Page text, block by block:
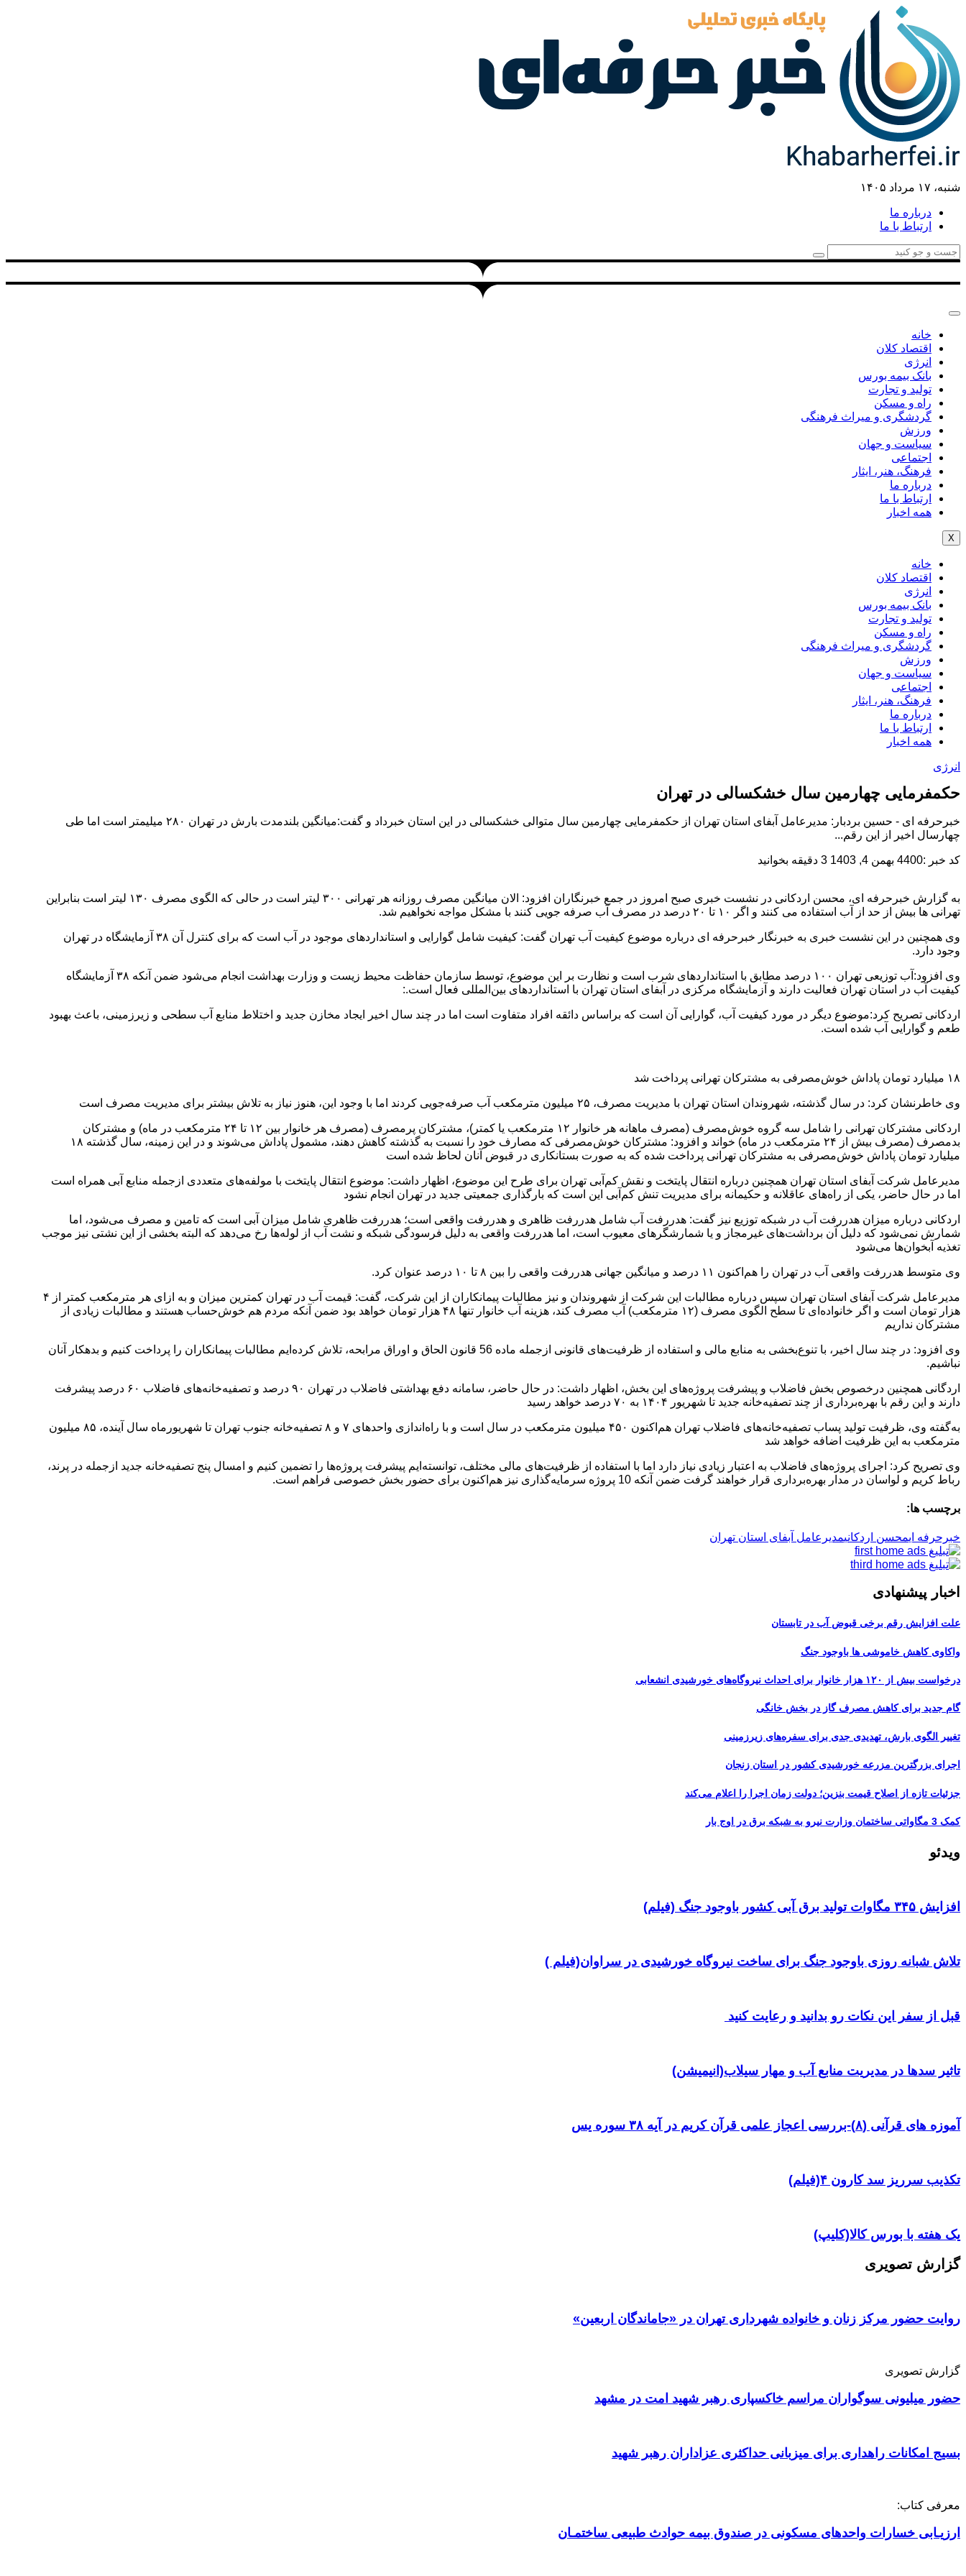
شنبه، ۱۷ مرداد ۱۴۰۵
درباره ما
ارتباط با ما
خانه
اقتصاد کلان
انرژی
بانک بیمه بورس
تولید و تجارت
راه و مسکن
گردشگری و میراث فرهنگی
ورزش
سیاست و جهان
اجتماعی
فرهنگ، هنر، ایثار
درباره ما
ارتباط با ما
همه اخبار
X
خانه
اقتصاد کلان
انرژی
بانک بیمه بورس
تولید و تجارت
راه و مسکن
گردشگری و میراث فرهنگی
ورزش
سیاست و جهان
اجتماعی
فرهنگ، هنر، ایثار
درباره ما
ارتباط با ما
همه اخبار
انرژی
حکمفرمایی چهارمین سال خشکسالی در تهران
خبرحرفه ای - حسین بردبار: مدیرعامل آبفای استان تهران از حکمفرمایی چهارمین سال متوالی خشکسالی در این استان خبرداد و گفت:میانگین بلندمدت بارش در تهران ۲۸۰ میلیمتر است اما طی
چهارسال اخیر از این رقم...
کد خبر :4400 بهمن 4, 1403 3 دقیقه بخوانید
به گزارش خبرحرفه ای، محسن اردکانی در نشست خبری صبح امروز در جمع خبرنگاران افزود: الان میانگین مصرف روزانه هر تهرانی ۳۰۰ لیتر است در حالی که الگوی مصرف ۱۳۰ لیتر است بنابراین
تهرانی ها بیش از حد از آب استفاده می کنند و اگر ۱۰ تا ۲۰ درصد در مصرف آب صرفه جویی کنند با مشکل مواجه نخواهیم شد.
وی همچنین در این نشست خبری به خبرنگار خبرحرفه ای درباره موضوع کیفیت آب تهران گفت: کیفیت شامل گوارایی و استانداردهای موجود در آب است که برای کنترل آن ۳۸ آزمایشگاه در تهران
وجود دارد.
وی افزود:آب توزیعی تهران ۱۰۰ درصد مطابق با استانداردهای شرب است و نظارت بر این موضوع، توسط سازمان حفاظت محیط زیست و وزارت بهداشت انجام می‌شود ضمن آنکه ۳۸ آزمایشگاه
کیفیت آب در استان تهران فعالیت دارند و آزمایشگاه مرکزی در آبفای استان تهران با استانداردهای بین‌المللی فعال است.:
اردکانی تصریح کرد:موضوع دیگر در مورد کیفیت آب، گوارایی آن است که براساس دائقه افراد متفاوت است اما در چند سال اخیر ایجاد مخازن جدید و اختلاط منابع آب سطحی و زیرزمینی، باعث بهبود
طعم و گوارایی آب شده است.
۱۸ میلیارد تومان پاداش خوش‌مصرفی به مشترکان تهرانی پرداخت شد
وی خاطرنشان کرد: در سال گذشته، شهروندان استان تهران با مدیریت مصرف، ۲۵ میلیون مترمکعب آب صرفه‌جویی کردند اما با وجود این، هنوز نیاز به تلاش بیشتر برای مدیریت مصرف است
اردکانی مشترکان تهرانی را شامل سه گروه خوش‌مصرف (مصرف ماهانه هر خانوار ۱۲ مترمکعب یا کمتر)، مشترکان پرمصرف (مصرف هر خانوار بین ۱۲ تا ۲۴ مترمکعب در ماه) و مشترکان
بدمصرف (مصرف بیش از ۲۴ مترمکعب در ماه) خواند و افزود: مشترکان خوش‌مصرفی که مصارف خود را نسبت به گذشته کاهش دهند، مشمول پاداش می‌شوند و در این زمینه، سال گذشته ۱۸
میلیارد تومان پاداش خوش‌مصرفی به مشترکان تهرانی پرداخت شده که به صورت بستانکاری در قبوض آنان لحاظ شده است
مدیرعامل شرکت آبفای استان تهران همچنین درباره انتقال پایتخت و نقش کم‌آبی تهران برای طرح این موضوع، اظهار داشت: موضوع انتقال پایتخت با مولفه‌های متعددی ازجمله منابع آبی همراه است
اما در حال حاضر، یکی از راه‌های عاقلانه و حکیمانه برای مدیریت تنش کم‌آبی این است که بارگذاری جمعیتی جدید در تهران انجام نشود
اردکانی درباره میزان هدررفت آب در شبکه توزیع نیز گفت: هدررفت آب شامل هدررفت ظاهری و هدررفت واقعی است؛ هدررفت ظاهری شامل میزان آبی است که تامین و مصرف می‌شود، اما
شمارش نمی‌شود که دلیل آن برداشت‌های غیرمجاز و یا شمارشگرهای معیوب است، اما هدررفت واقعی به دلیل فرسودگی شبکه و نشت آب از لوله‌ها رخ می‌دهد که البته بخشی از این نشتی نیز موجب
تغذیه آبخوان‌ها می‌شود
وی متوسط هدررفت واقعی آب در تهران را هم‌اکنون ۱۱ درصد و میانگین جهانی هدررفت واقعی را بین ۸ تا ۱۰ درصد عنوان کرد.
مدیرعامل شرکت آبفای استان تهران سپس درباره مطالبات این شرکت از شهروندان و نیز مطالبات پیمانکاران از این شرکت، گفت: قیمت آب در تهران کمترین میزان و به ازای هر مترمکعب کمتر از ۴
هزار تومان است و اگر خانواده‌ای تا سطح الگوی مصرف (۱۲ مترمکعب) آب مصرف کند، هزینه آب خانوار تنها ۴۸ هزار تومان خواهد بود ضمن آنکه مردم هم خوش‌حساب هستند و مطالبات زیادی از
مشترکان نداریم
وی افزود: در چند سال اخیر، با تنوع‌بخشی به منابع مالی و استفاده از ظرفیت‌های قانونی ازجمله ماده 56 قانون الحاق و اوراق مرابحه، تلاش کرده‌ایم مطالبات پیمانکاران را پرداخت کنیم و بدهکار آنان
نباشیم.
اردگانی همچنین درخصوص بخش فاضلاب و پیشرفت پروژه‌های این بخش، اظهار داشت: در حال حاضر، سامانه دفع بهداشتی فاضلاب در تهران ۹۰ درصد و تصفیه‌خانه‌های فاضلاب ۶۰ درصد پیشرفت
دارند و این رقم با بهره‌برداری از چند تصفیه‌خانه جدید تا شهریور ۱۴۰۴ به ۷۰ درصد خواهد رسید
به‌گفته وی، ظرفیت تولید پساب تصفیه‌خانه‌های فاضلاب تهران هم‌اکنون ۴۵۰ میلیون مترمکعب در سال است و با راه‌اندازی واحدهای ۷ و ۸ تصفیه‌خانه جنوب تهران تا شهریورماه سال آینده، ۸۵ میلیون
مترمکعب به این ظرفیت اضافه خواهد شد
وی تصریح کرد: اجرای پروژه‌های فاضلاب به اعتبار زیادی نیاز دارد اما با استفاده از ظرفیت‌های مالی مختلف، توانسته‌ایم پیشرفت پروژه‌ها را تضمین کنیم و امسال پنج تصفیه‌خانه جدید ازجمله در پرند،
رباط کریم و لواسان در مدار بهره‌برداری قرار خواهند گرفت ضمن آنکه 10 پروژه سرمایه‌گذاری نیز هم‌اکنون برای حضور بخش خصوصی فراهم است.
برچسب ها:
خبرحرفه ایمحسن اردکانیمدیرعامل آبفای استان تهران
اخبار پیشنهادی
علت افزایش رقم برخی قبوض آب در تابستان
واکاوی کاهش خاموشی ها باوجود جنگ
درخواست بیش از ۱۲۰ هزار خانوار برای احداث نیروگاه‌های خورشیدی انشعابی
گام جدید برای کاهش مصرف گاز در بخش خانگی
تغییر الگوی بارش، تهدیدی جدی برای سفره‌های زیرزمینی
اجرای بزرگترین مزرعه خورشیدی کشور در استان زنجان
جزئیات تازه از اصلاح قیمت بنزین؛ دولت زمان اجرا را اعلام می‌کند
کمک 3 مگاواتی ساختمان وزارت نیرو به شبکه برق در اوج بار
ویدئو
افزایش ۳۴۵ مگاوات تولید برق آبی کشور باوجود جنگ (فیلم)
تلاش شبانه روزی باوجود جنگ برای ساخت نیروگاه خورشیدی در سراوان(فیلم )
قبل از سفر این نکات رو بدانید و رعایت کنید ‌
تاثیر سدها در مدیریت منابع آب و مهار سیلاب(انیمیشن)
آموزه های قرآنی (۸)-بررسی اعجاز علمی قرآن کریم در آیه ۳۸ سوره یس
تکذیب سرریز سد کارون ۴(فیلم)
یک هفته با بورس کالا(کلیپ)
گزارش تصویری
روایت حضور مرکز زنان و خانواده شهرداری تهران در «جاماندگان اربعین»
گزارش تصویری
حضور میلیونی سوگواران مراسم خاکسپاری رهبر شهید امت در مشهد
بسیج امکانات راهداری برای میزبانی حداکثری عزاداران رهبر شهید
معرفی کتاب:
ارزیـابی خسارات واحدهای مسکونی در صندوق بیمه حوادث طبیعی ساختمـان